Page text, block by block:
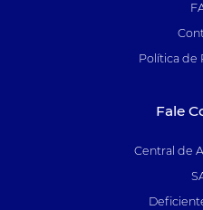
Política de
Fale
Central de